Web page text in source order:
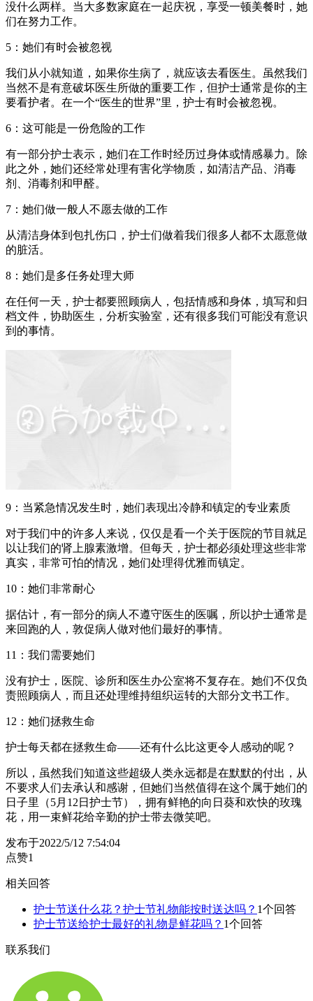
没什么两样。当大多数家庭在一起庆祝，享受一顿美餐时，她
们在努力工作。
5：她们有时会被忽视
我们从小就知道，如果你生病了，就应该去看医生。虽然我们
当然不是有意破坏医生所做的重要工作，但护士通常是你的主
要看护者。在一个“医生的世界”里，护士有时会被忽视。
6：这可能是一份危险的工作
有一部分护士表示，她们在工作时经历过身体或情感暴力。除
此之外，她们还经常处理有害化学物质，如清洁产品、消毒
剂、消毒剂和甲醛。
7：她们做一般人不愿去做的工作
从清洁身体到包扎伤口，护士们做着我们很多人都不太愿意做
的脏活。
8：她们是多任务处理大师
在任何一天，护士都要照顾病人，包括情感和身体，填写和归
档文件，协助医生，分析实验室，还有很多我们可能没有意识
到的事情。
9：当紧急情况发生时，她们表现出冷静和镇定的专业素质
对于我们中的许多人来说，仅仅是看一个关于医院的节目就足
以让我们的肾上腺素激增。但每天，护士都必须处理这些非常
真实，非常可怕的情况，她们处理得优雅而镇定。
10：她们非常耐心
据估计，有一部分的病人不遵守医生的医嘱，所以护士通常是
来回跑的人，敦促病人做对他们最好的事情。
11：我们需要她们
没有护士，医院、诊所和医生办公室将不复存在。她们不仅负
责照顾病人，而且还处理维持组织运转的大部分文书工作。
12：她们拯救生命
护士每天都在拯救生命——还有什么比这更令人感动的呢？
所以，虽然我们知道这些超级人类永远都是在默默的付出，从
不要求人们去承认和感谢，但她们当然值得在这个属于她们的
日子里（5月12日护士节），拥有鲜艳的向日葵和欢快的玫瑰
花，用一束鲜花给辛勤的护士带去微笑吧。
发布于2022/5/12 7:54:04
点赞1
相关回答
护士节送什么花？护士节礼物能按时送达吗？ 1个回答
护士节送给护士最好的礼物是鲜花吗？ 1个回答
联系我们